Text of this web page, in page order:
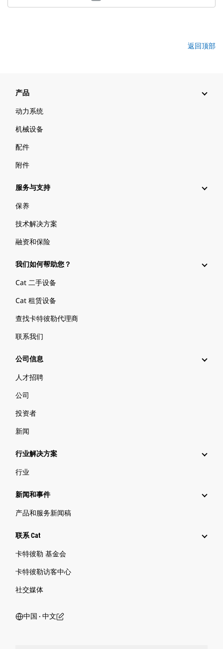
返回顶部
产品
动力系统
机械设备
配件
附件
服务与支持
保养
技术解决方案
融资和保险
我们如何帮助您？
Cat 二手设备
Cat 租赁设备
查找卡特彼勒代理商
联系我们
公司信息
人才招聘
公司
投资者
新闻
行业解决方案
行业
新闻和事件
产品和服务新闻稿
联系 Cat
卡特彼勒 基金会
卡特彼勒访客中心
社交媒体
中国 ‧ 中文